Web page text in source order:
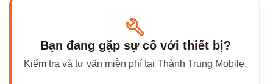
Bạn đang gặp sự cố với thiết bị?
Kiểm tra và tư vấn miễn phí tại Thành Trung Mobile.